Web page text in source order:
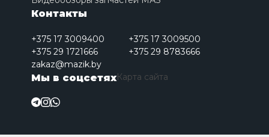
Контакты
+375 17 3009400
+375 17 3009500
+375 29 1721666
+375 29 8783666
zakaz@mazik.by
Мы в соцсетяхКарта сайта